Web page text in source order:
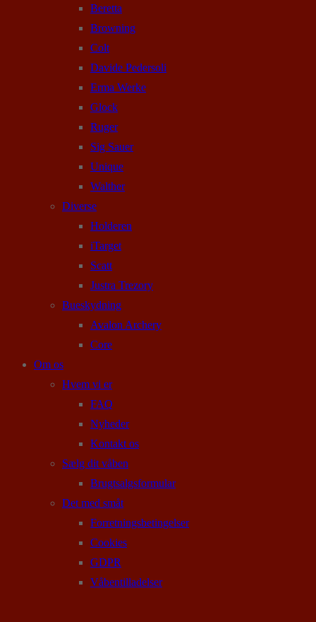
Beretta
Browning
Colt
Davide Pedersoli
Erma Werke
Glock
Ruger
Sig Sauer
Unique
Walther
Diverse
Holderen
iTarget
Scatt
Justra Trezory
Bueskydning
Avalon Archery
Core
Om os
Hvem vi er
FAQ
Nyheder
Kontakt os
Sælg dit våben
Brugtsalgsformular
Det med småt
Forretningsbetingelser
Cookies
GDPR
Våbentilladelser